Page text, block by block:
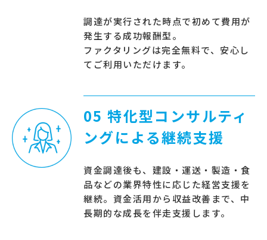
調達が実行された時点で初めて費用が
発生する成功報酬型。
ファクタリングは完全無料で、安心し
てご利用いただけます。
05 特化型コンサルティ
ングによる継続支援
資金調達後も、建設・運送・製造・食
品などの業界特性に応じた経営支援を
継続。資金活用から収益改善まで、中
長期的な成長を伴走支援します。